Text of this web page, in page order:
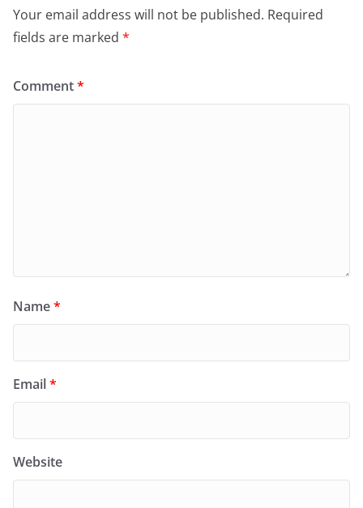
Your email address will not be published. Required
fields are marked *
Comment*
Name*
Email*
Website